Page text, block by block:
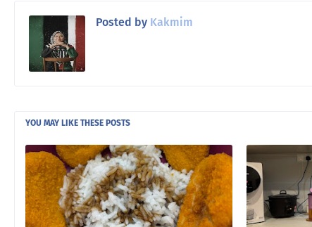
Posted by Kakmim
YOU MAY LIKE THESE POSTS